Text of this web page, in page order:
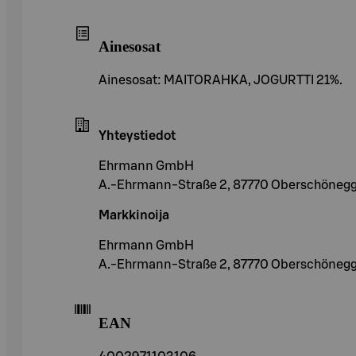
Ainesosat
Ainesosat: MAITORAHKA, JOGURTTI 21%.
Yhteystiedot
Ehrmann GmbH
A.-Ehrmann-Straße 2, 87770
Markkinoija
Ehrmann GmbH
A.-Ehrmann-Straße 2, 87770
EAN